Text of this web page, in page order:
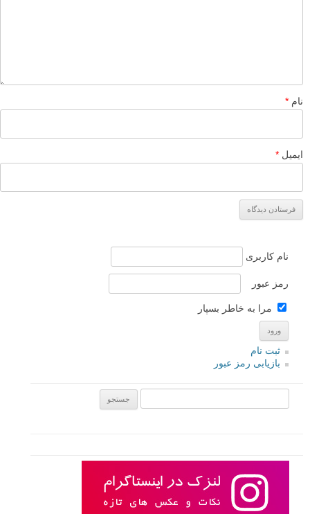
نام *
ایمیل *
نام کاربری
رمز عبور
مرا به خاطر بسپار
ثبت نام
بازیابی رمز عبور